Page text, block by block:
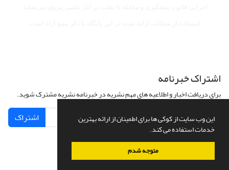
این وب سایت از کوکی ها برای اطمینان از ارائه بهترین
خدمات استفاده می کند.
متوجه شدم
اشتراک خبرنامه
برای دریافت اخبار و اطلاعیه های مهم نشریه در خبرنامه نشریه مشترک شوید.
اشتراک
سامانه مدیریت نشریات علمی.طراحی و پیاده سازی ازسیناوب